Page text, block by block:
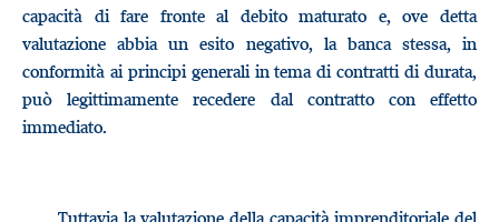
capacità di fare fronte al debito maturato e, ove detta
valutazione abbia un esito negativo, la banca stessa, in
conformità ai principi generali in tema di contratti di durata,
può legittimamente recedere dal contratto con effetto
immediato.
Tuttavia la valutazione della capacità imprenditoriale del